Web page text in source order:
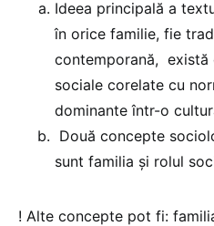
Ideea principală a
în orice familie, fie
contemporană,
sociale corelate cu
dominante într-o
Două concepte
sunt familia și rolul
! Alte concepte pot fi: